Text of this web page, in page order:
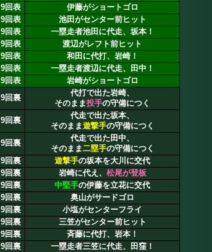
9回表
伊藤がショートゴロ
9回表
池田がセンター前ヒット
9回表
一塁走者池田に代走、坂本！
9回表
渡辺がレフト前ヒット
9回表
和田に代打、岩崎！
9回表
一塁走者渡辺に代走、田中！
9回表
岩崎がショートゴロ
9回裏
代打で出た岩崎、
そのまま投手の守備につく
9回裏
代走で出た坂本、
そのまま遊撃手の守備につく
9回裏
代走で出た田中、
そのまま二塁手の守備につく
9回裏
遊撃手の坂本を大川に交代
9回裏
岩崎に代え、 松尾が登板
9回裏
中堅手の伊藤を立花に交代
9回裏
奥山がサードゴロ
9回裏
小塩がセンターフライ
9回裏
三笠がセンター前ヒット
9回裏
斉藤に代打、岩本！
9回裏
一塁走者三笠に代走、田窪！